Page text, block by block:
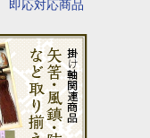
即応対応商品